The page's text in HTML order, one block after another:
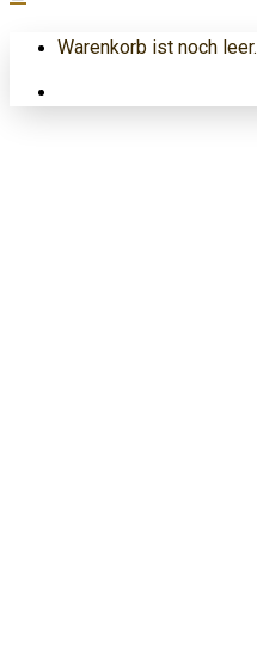
Warenkorb ist noch leer.